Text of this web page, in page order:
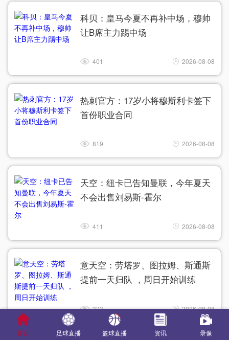
科贝：皇马今夏不再补中场，穆帅
让B席主力踢中场
401 2026-08-08
热刺官方：17岁小将穆斯利卡签下
首份职业合同
819 2026-08-08
天空：纽卡已告知曼联，今年夏天
不会出售刘易斯-霍尔
411 2026-08-08
意天空：劳塔罗、图拉姆、斯通斯
提前一天归队 ，周日开始训练
323 2026-08-08
首页 足球直播 篮球直播 资讯 录像